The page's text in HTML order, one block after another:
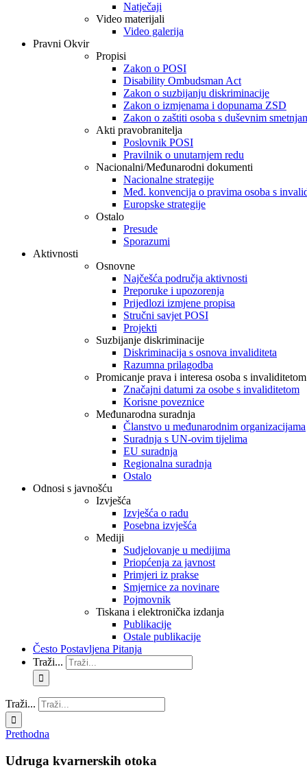
Natječaji
Video materijali
Video galerija
Pravni Okvir
Propisi
Zakon o POSI
Disability Ombudsman Act
Zakon o suzbijanju diskriminacije
Zakon o izmjenama i dopunama ZSD
Zakon o zaštiti osoba s duševnim
Akti pravobranitelja
Poslovnik POSI
Pravilnik o unutarnjem redu
Nacionalni/Međunarodni dokumenti
Nacionalne strategije
Međ. konvencija o pravima osoba s
Europske strategije
Ostalo
Presude
Sporazumi
Aktivnosti
Osnovne
Najčešća područja aktivnosti
Preporuke i upozorenja
Prijedlozi izmjene propisa
Stručni savjet POSI
Projekti
Suzbijanje diskriminacije
Diskriminacija s osnova invaliditeta
Razumna prilagodba
Promicanje prava i interesa osoba s invaliditetom
Značajni datumi za osobe s invaliditetom
Korisne poveznice
Međunarodna suradnja
Članstvo u međunarodnim organizacijama
Suradnja s UN-ovim tijelima
EU suradnja
Regionalna suradnja
Ostalo
Odnosi s javnošću
Izvješća
Izvješća o radu
Posebna izvješća
Mediji
Sudjelovanje u medijima
Priopćenja za javnost
Primjeri iz prakse
Smjernice za novinare
Pojmovnik
Tiskana i elektronička izdanja
Publikacije
Ostale publikacije
Često Postavljena Pitanja
Traži...
Traži...
Prethodna
Udruga kvarnerskih otoka